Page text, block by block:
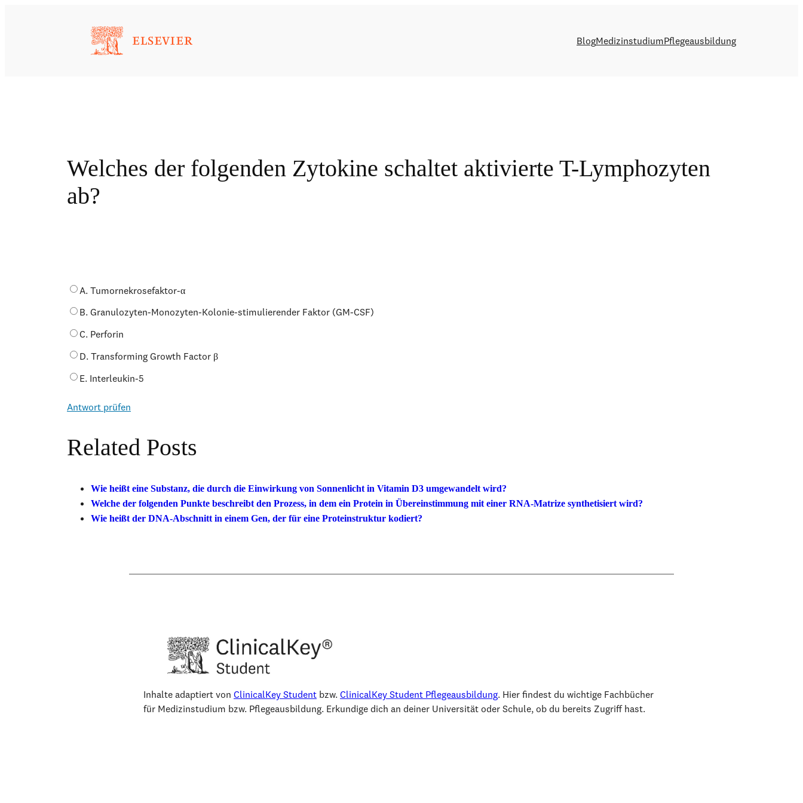
BlogMedizinstudiumPflegeausbildung
Welches der folgenden Zytokine schaltet aktivierte T-Lymphozyten
ab?
A. Tumornekrosefaktor-α
B. Granulozyten-Monozyten-Kolonie-stimulierender Faktor (GM-CSF)
C. Perforin
D. Transforming Growth Factor β
E. Interleukin-5
Antwort prüfen
Related Posts
Wie heißt eine Substanz, die durch die Einwirkung von Sonnenlicht in Vitamin D3 umgewandelt wird?
Welche der folgenden Punkte beschreibt den Prozess, in dem ein Protein in Übereinstimmung mit einer RNA-Matrize synthetisiert wird?
Wie heißt der DNA-Abschnitt in einem Gen, der für eine Proteinstruktur kodiert?
Inhalte adaptiert von ClinicalKey Student bzw. ClinicalKey Student Pflegeausbildung. Hier findest du wichtige Fachbücher
für Medizinstudium bzw. Pflegeausbildung. Erkundige dich an deiner Universität oder Schule, ob du bereits Zugriff hast.